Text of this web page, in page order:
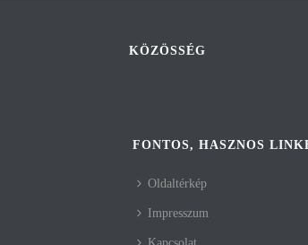
KÖZÖSSÉG
FONTOS, HASZNOS
Oldaltérkép
Impresszum